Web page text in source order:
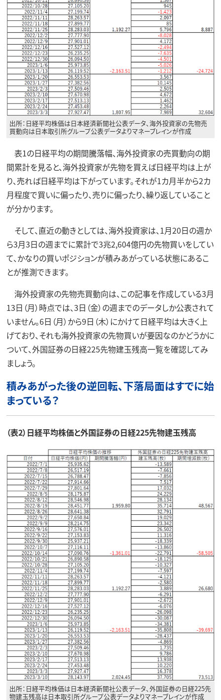
出所：日経平均株価は日本経済新聞社公表データ、海外投資家の先物売
買動向は日本取引所グループ公表データよりマネーブレインが作成
表1の日経平均の期間騰落幅、海外投資家の売買動向の期
間累計を見ると、海外投資家が先物を買えば日経平均は上が
り、売れば日経平均は下がっています。それが1カ月半から2カ
月程度で買いに偏ったり、売りに偏ったり、繰り返していること
が分かります。
そして、直近の動きとしては、海外投資家は、1月20日の週か
ら3月3日の週までに累計で3兆2,604億円の先物買いをしてい
て、かなりの買いポジションが積みあがっている状態にあるこ
とが推測できます。
海外投資家の先物売買動向は、この記事を作成している3月
13日（月）時点では、3日（金）の週までのデータしか公表されて
いません。6日（月）から9日（木）にかけて日経平均は大きく上
げており、それも海外投資家の先物買いが要因なのかどうかに
ついて、外国証券の日経225先物建玉残高一覧を確認してみ
ましょう。
積みあがった後の逆回転、下落局面はすでに始
まっている？
（表2）日経平均株価と外国証券の日経225先物建玉残高
出所：日経平均株価は日本経済新聞社公表データ、外国証券の日経225先
物建玉残高は日本取引所グループ公表データよりマネーブレインが作成